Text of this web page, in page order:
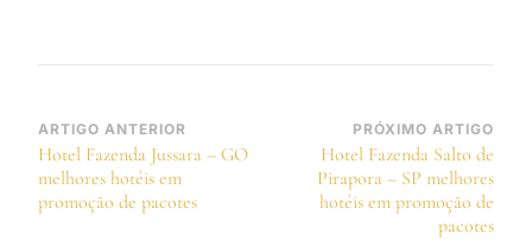
Navegação
de
post
ARTIGO ANTERIOR
Hotel Fazenda Jussara – GO
melhores hotéis em
promoção de pacotes
PRÓXIMO ARTIGO
Hotel Fazenda Salto de
Pirapora – SP melhores
hotéis em promoção de
pacotes